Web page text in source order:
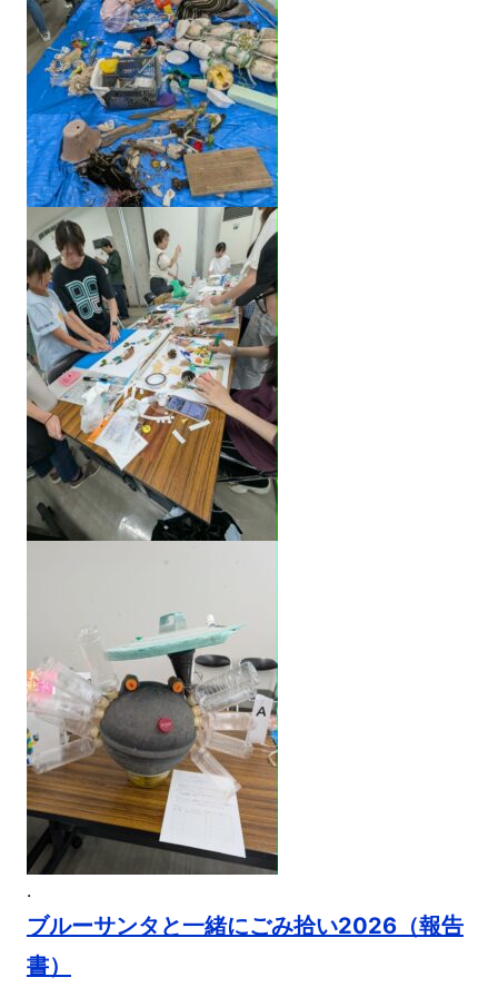
.
ブルーサンタと一緒にごみ拾い2026（報告
書）